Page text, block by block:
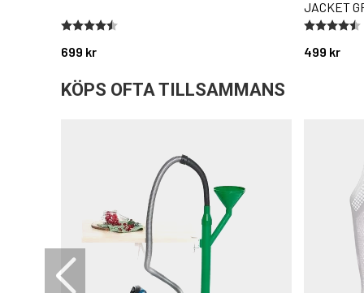
699 kr
Betyg:
4.7 utav 5 stjärnor
JACKET
499 kr
Betyg:
4.6 utav 5
KÖPS OFTA TILLSAMMANS